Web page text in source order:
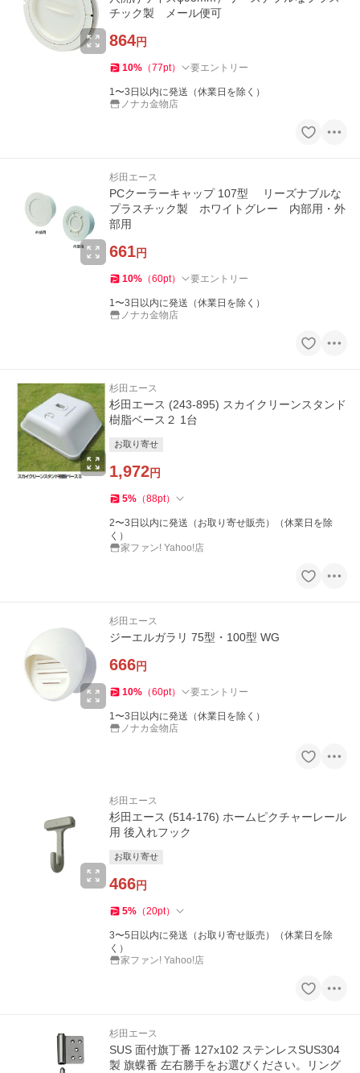
チック製 メール便可
864円
10% （77pt） 要エントリー
1〜3日以内に発送（休業日を除く）
ノナカ金物店
杉田エース
PCクーラーキャップ 107型 リーズナブルな
プラスチック製 ホワイトグレー 内部用・外
部用
661円
10% （60pt） 要エントリー
1〜3日以内に発送（休業日を除く）
ノナカ金物店
杉田エース
杉田エース (243-895) スカイクリーンスタンド
樹脂ベース２ 1台
お取り寄せ
1,972円
5% （88pt）
2〜3日以内に発送（お取り寄せ販売）（休業日を除
く）
家ファン! Yahoo!店
杉田エース
ジーエルガラリ 75型・100型 WG
666円
10% （60pt） 要エントリー
1〜3日以内に発送（休業日を除く）
ノナカ金物店
杉田エース
杉田エース (514-176) ホームピクチャーレール
用 後入れフック
お取り寄せ
466円
5% （20pt）
3〜5日以内に発送（お取り寄せ販売）（休業日を除
く）
家ファン! Yahoo!店
杉田エース
SUS 面付旗丁番 127x102 ステンレスSUS304
製 旗蝶番 左右勝手をお選びください。リング